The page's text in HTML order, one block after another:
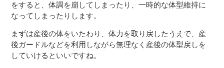
をすると、体調を崩してしまったり、一時的な体型維持に
なってしまったりします。
まずは産後の体をいたわり、体力を取り戻したうえで、産
後ガードルなどを利用しながら無理なく産後の体型戻しを
していけるといいですね。